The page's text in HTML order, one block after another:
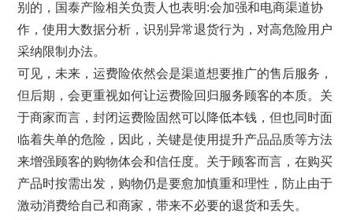
别的，国泰产险相关负责人也表明:会加强和电商渠道协
作，使用大数据分析，识别异常退货行为，对高危险用户
采纳限制办法。
可见，未来，运费险依然会是渠道想要推广的售后服务，
但后期，会更重视如何让运费险回归服务顾客的本质。关
于商家而言，封闭运费险固然可以降低本钱，但也同时面
临着失单的危险，因此，关键是使用提升产品品质等方法
来增强顾客的购物体会和信任度。关于顾客而言，在购买
产品时按需出发，购物仍是要愈加慎重和理性，防止由于
激动消费给自己和商家，带来不必要的退货和丢失。